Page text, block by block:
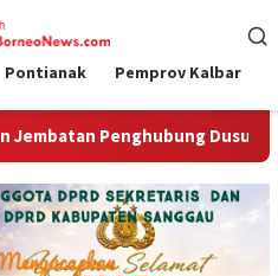
Pontianak Pemprov Kalbar
Dusun Kenanga II dan Melati